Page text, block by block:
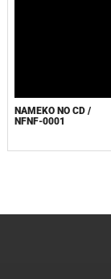
NAMEKO NO CD /
NFNF-0001